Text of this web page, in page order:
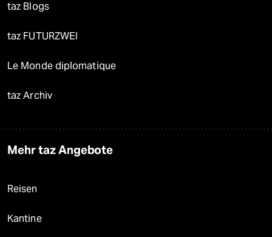
taz Blogs
taz FUTURZWEI
Le Monde diplomatique
taz Archiv
Mehr taz Angebote
Reisen
Kantine